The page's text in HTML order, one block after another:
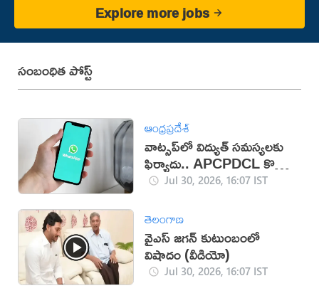
Explore more jobs
సంబంధిత పోస్ట్
ఆంధ్రప్రదేశ్
వాట్సప్‌లో విద్యుత్ సమస్యలకు
ఫిర్యాదు.. APCPDCL కొత్త
సేవలుJul 30, 2026, 16:07 IST
తెలంగాణ
వైఎస్ జగన్ కుటుంబంలో
విషాదం (వీడియో)
Jul 30, 2026, 16:07 IST